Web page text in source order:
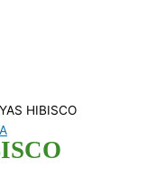
HIBISCO